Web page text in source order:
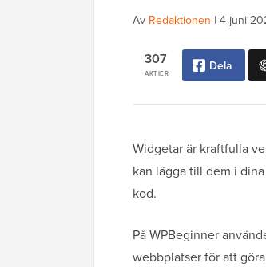
Av Redaktionen | 4 juni
AKTIER
307 Dela
Widgetar är kraftfulla
kan lägga till dem i
kod.
På WPBeginner
webbplatser för att